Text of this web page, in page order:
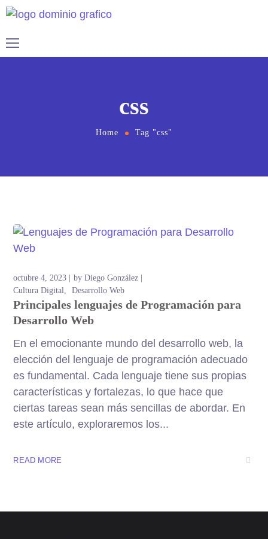
css
Home Tag "css"
octubre 4, 2023 byDiego González
Cultura Digital
Desarrollo Web
Principales lenguajes de Programación para
Desarrollo Web
En el emocionante mundo del desarrollo web, la
elección del lenguaje de programación adecuado
es fundamental. Cada lenguaje tiene sus propias
características y fortalezas, lo que hace que
ciertas tareas sean más sencillas de abordar. En
este artículo, exploraremos los...
READ MORE